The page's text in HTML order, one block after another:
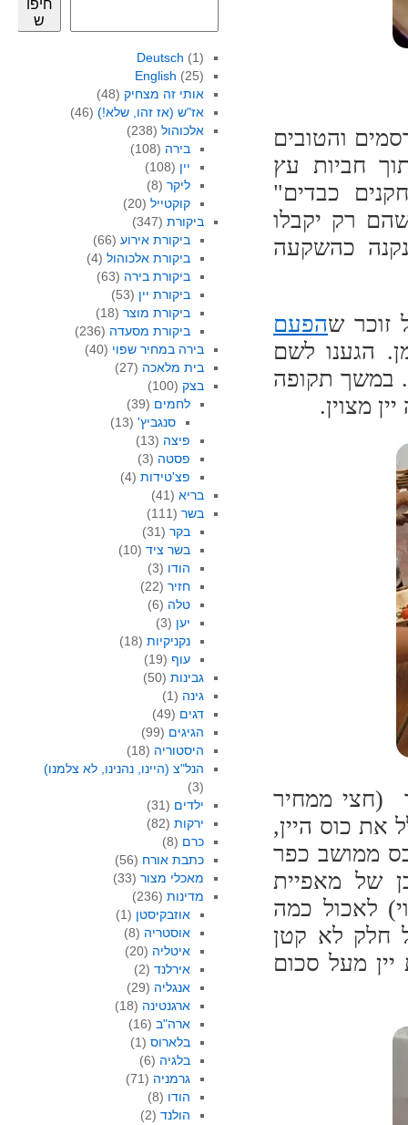
והטובים
חביות עץ
כבדים"
רק יקבלו
כהשקעה
זוכר שהפעם
הגענו לשם
במשך תקופה
מצוין.
עלה 20 ₪ בלבד (חצי ממחיר
את כוס היין,
ממושב כפר
של מאפיית
לאכול כמה
חלק לא קטן
יין מעל סכום
חיפו
ש
Deutsch (1)
English (25)
אותי זה מצחיק(48)
אז"ש (אז זהו, שלא!)(46)
אלכוהול(238)
בירה (108)
יין (108)
ליקר (8)
קוקטייל (20)
ביקורת(347)
ביקורת אירוע (66)
ביקורת אלכוהול (4)
ביקורת בירה (63)
ביקורת יין (53)
ביקורת מוצר (18)
ביקורת מסעדה (236)
בירה במחיר שפוי (40)
בית מלאכה (27)
בצק(100)
לחמים (39)
סנגביץ'(13)
פיצה (13)
פסטה (3)
פצ'טידות (4)
בריא(41)
בשר(111)
בקר (31)
בשר ציד (10)
הודו (3)
חזיר (22)
טלה (6)
יען (3)
נקניקיות (18)
עוף (19)
גבינות(50)
גינה (1)
דגים (49)
הגיגים (99)
היסטוריה (18)
הנל"צ (היינו, נהנינו, לא צלמנו)
(3)
ילדים (31)
ירקות(82)
כרם (8)
כתבת אורח (56)
מאכלי מצור(33)
מדינות(236)
אוזבקיסטן (1)
אוסטריה (8)
איטליה (20)
אירלנד (2)
אנגליה (29)
ארגנטינה (18)
ארה"ב (16)
בלארוס (1)
בלגיה (6)
גרמניה (71)
הודו (8)
הולנד (2)